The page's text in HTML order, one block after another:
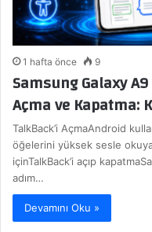
1 hafta önce 9
Samsung Galaxy
Açma ve Kapatma:
TalkBack’i AçmaAndroid
öğelerini yüksek sesle
içinTalkBack’i açıp
adım…
Devamını Oku »